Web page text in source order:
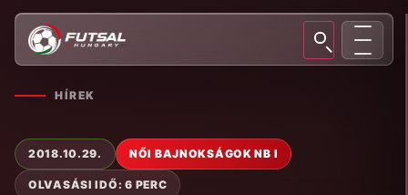
HÍREK
2018.10.29. NŐI BAJNOKSÁGOK NB I
OLVASÁSI IDŐ: 6 PERC